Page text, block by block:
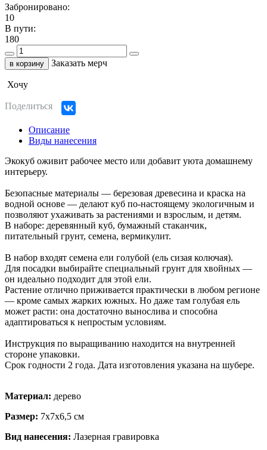
Забронировано:
10
В пути:
180
в корзину Заказать мерч
Хочу
Поделиться
Описание
Виды нанесения
Экокуб оживит рабочее место или добавит уюта домашнему
интерьеру.
Безопасные материалы — березовая древесина и краска на
водной основе — делают куб по-настоящему экологичным и
позволяют ухаживать за растениями и взрослым, и детям.
В наборе: деревянный куб, бумажный стаканчик,
питательный грунт, семена, вермикулит.
В набор входят семена ели голубой (ель сизая колючая).
Для посадки выбирайте специальный грунт для хвойных —
он идеально подходит для этой ели.
Растение отлично приживается практически в любом регионе
— кроме самых жарких южных. Но даже там голубая ель
может расти: она достаточно вынослива и способна
адаптироваться к непростым условиям.
Инструкция по выращиванию находится на внутренней
стороне упаковки.
Срок годности 2 года. Дата изготовления указана на шубере.
Материал: дерево
Размер: 7х7х6,5 см
Вид нанесения: Лазерная гравировка